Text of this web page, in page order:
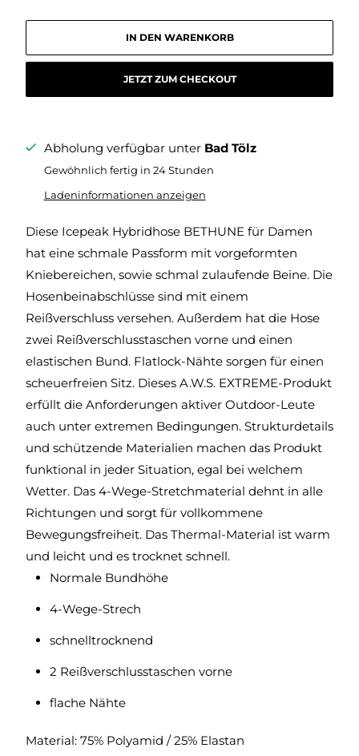
IN DEN WARENKORB
JETZT ZUM CHECKOUT
Abholung verfügbar unter Bad Tölz
Gewöhnlich fertig in 24 Stunden
Ladeninformationen anzeigen
Diese Icepeak Hybridhose BETHUNE für Damen
hat eine schmale Passform mit vorgeformten
Kniebereichen, sowie schmal zulaufende Beine. Die
Hosenbeinabschlüsse sind mit einem
Reißverschluss versehen. Außerdem hat die Hose
zwei Reißverschlusstaschen vorne und einen
elastischen Bund. Flatlock-Nähte sorgen für einen
scheuerfreien Sitz. Dieses A.W.S. EXTREME-Produkt
erfüllt die Anforderungen aktiver Outdoor-Leute
auch unter extremen Bedingungen. Strukturdetails
und schützende Materialien machen das Produkt
funktional in jeder Situation, egal bei welchem
Wetter. Das 4-Wege-Stretchmaterial dehnt in alle
Richtungen und sorgt für vollkommene
Bewegungsfreiheit. Das Thermal-Material ist warm
und leicht und es trocknet schnell.
Normale Bundhöhe
4-Wege-Strech
schnelltrocknend
2 Reißverschlusstaschen vorne
flache Nähte
Material: 75% Polyamid / 25% Elastan